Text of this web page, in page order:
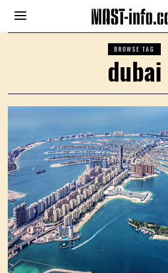
BROWSE TAG
dubai